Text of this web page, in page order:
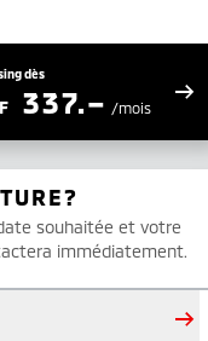
dès
337.– /mois
souhaitée et votre
immédiatement.